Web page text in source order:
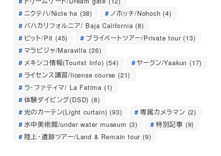
ニクテハ/Nicte ha (38) ノホッチ/Nohoch (4)
バハカリフォルニア/ Baja California (8)
ピット/Pit (45) プライベートツアー/Private tour (13)
マラビジャ/Maravilla (26)
メキシコ情報(Tourist Info) (54) ヤークン/Yaakun (17)
ライセンス講習/license course (21)
ラ・ファティマ/ La Fatima (1)
体験ダイビング(DSD) (8)
光のカーテン(Light curtain) (93) 専属カメラマン (2)
水中美術館/under water museum (3) 特別記事 (9)
陸上・遺跡ツアー/Land & Remain tour (9)